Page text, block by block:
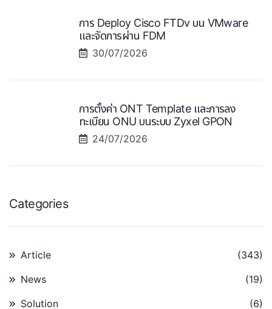
การ Deploy Cisco FTDv บน VMware
และจัดการผ่าน FDM
30/07/2026
การตั้งค่า ONT Template และการลง
ทะเบียน ONU บนระบบ Zyxel GPON
24/07/2026
Categories
Article (343)
News (19)
Solution (6)